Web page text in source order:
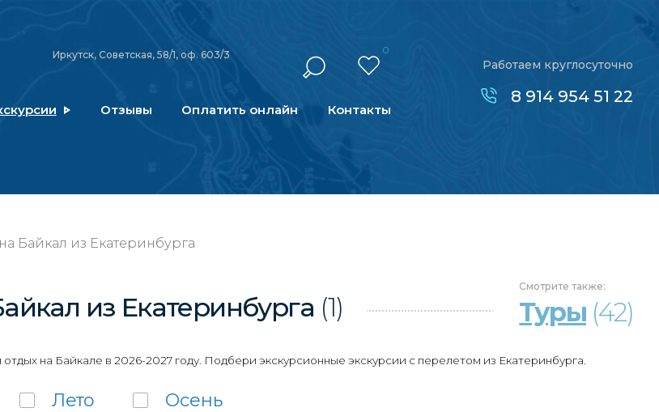
Иркутск, Советская, 58/1, оф. 603/3 0
Отзывы Оплатить онлайн Контакты
Работаем круглосуточно
8 914 954 51 22
Байкал из Екатеринбурга
из Екатеринбурга (1)
Смотрите также:
Туры (42)
на Байкале в 2026-2027 году. Подбери экскурсионные экскурсии с перелетом из Екатеринбурга.
Лето Осень